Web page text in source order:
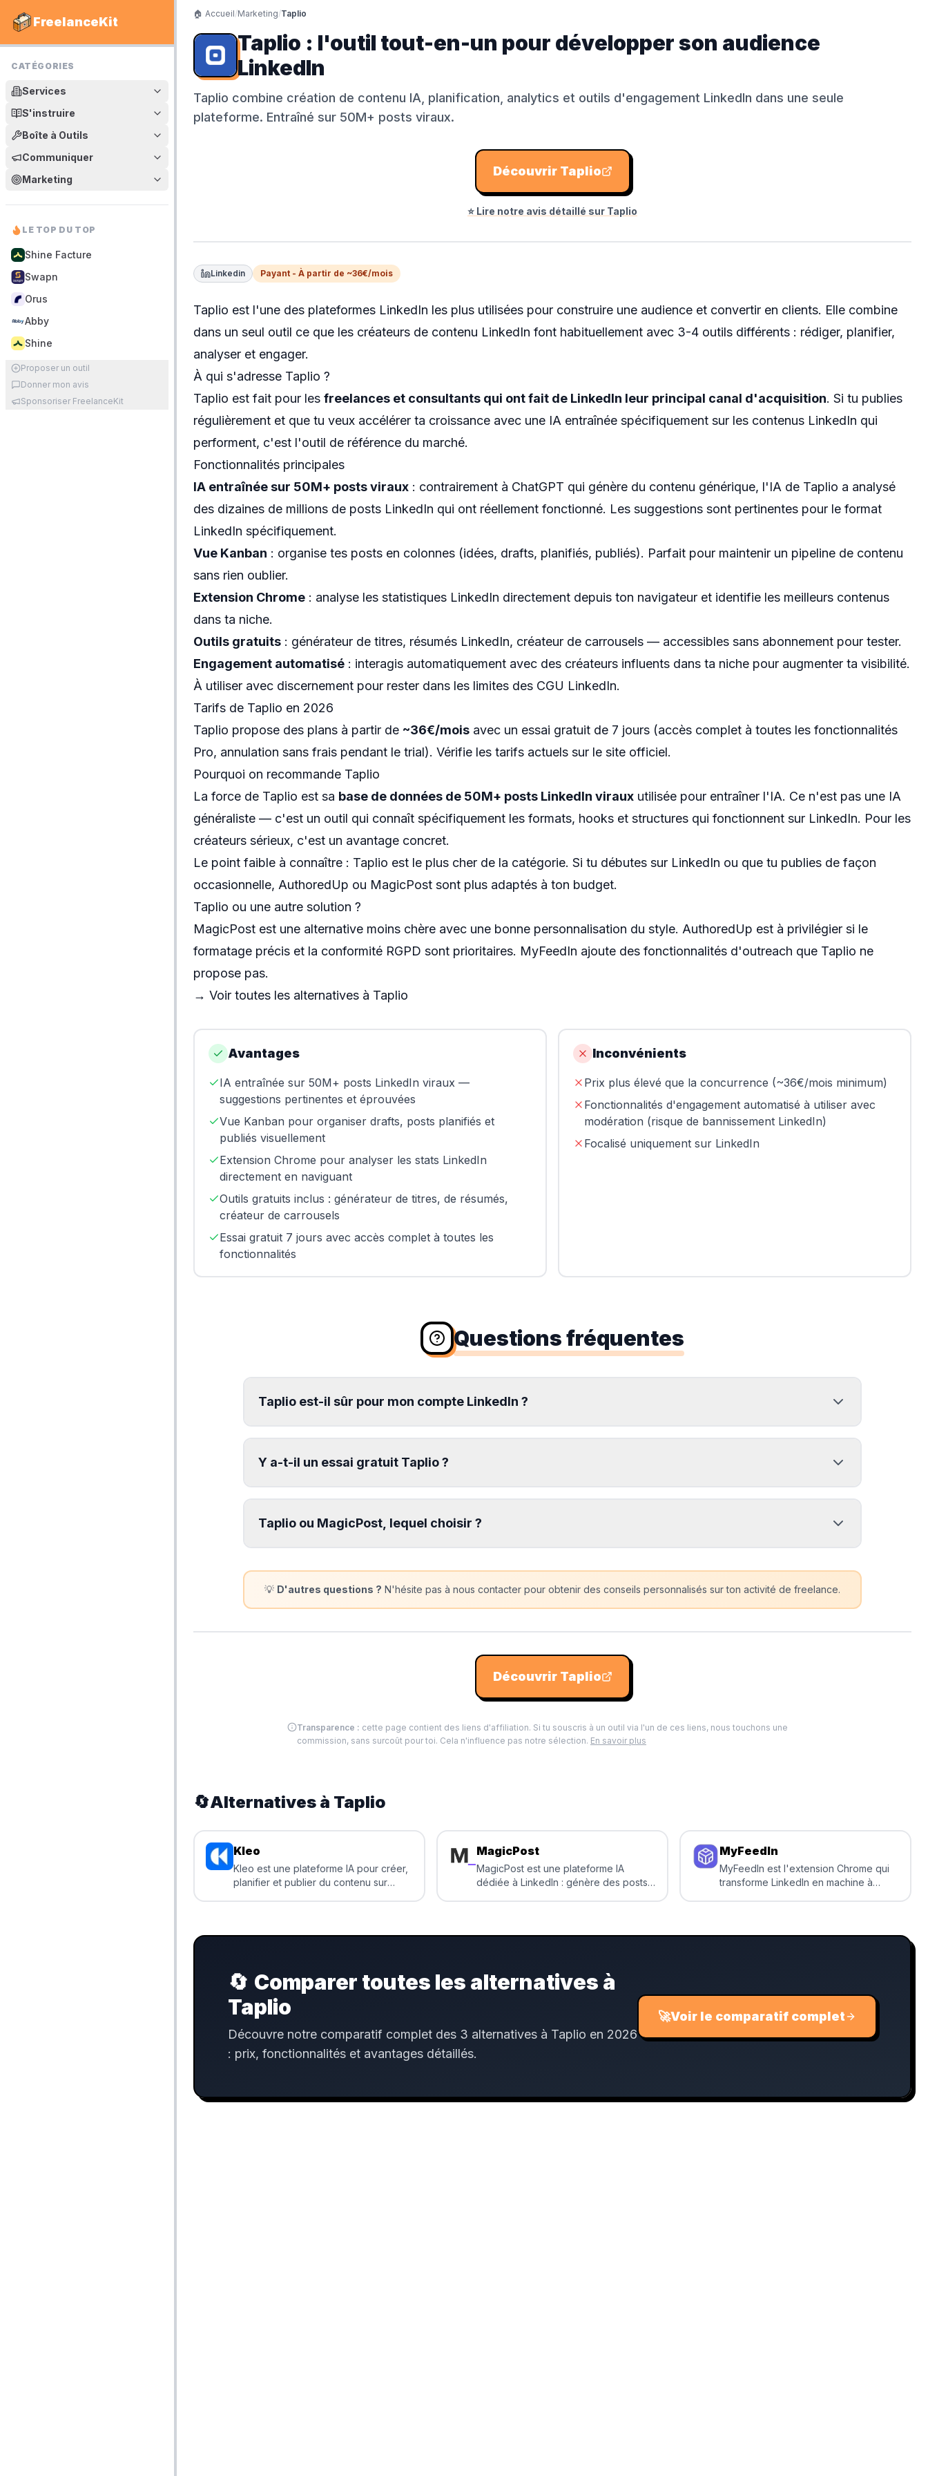
FreelanceKit
CATÉGORIES
Services
S'instruire
Boîte à Outils
Communiquer
Marketing
LE TOP DU TOP
Shine Facture
Swapn
Orus
Abby
Shine
Proposer un outil
Donner mon avis
Sponsoriser FreelanceKit
🏠 Accueil/Marketing/Taplio
Taplio : l'outil tout-en-un pour développer son audience
LinkedIn
Taplio combine création de contenu IA, planification, analytics et outils d'engagement LinkedIn dans une seule
plateforme. Entraîné sur 50M+ posts viraux.
Découvrir Taplio
⭐ Lire notre avis détaillé sur Taplio
Linkedin Payant - À partir de ~36€/mois
Taplio est l'une des plateformes LinkedIn les plus utilisées pour construire une audience et convertir en clients. Elle combine
dans un seul outil ce que les créateurs de contenu LinkedIn font habituellement avec 3-4 outils différents : rédiger, planifier,
analyser et engager.
À qui s'adresse Taplio ?
Taplio est fait pour les freelances et consultants qui ont fait de LinkedIn leur principal canal d'acquisition. Si tu publies
régulièrement et que tu veux accélérer ta croissance avec une IA entraînée spécifiquement sur les contenus LinkedIn qui
performent, c'est l'outil de référence du marché.
Fonctionnalités principales
IA entraînée sur 50M+ posts viraux : contrairement à ChatGPT qui génère du contenu générique, l'IA de Taplio a analysé
des dizaines de millions de posts LinkedIn qui ont réellement fonctionné. Les suggestions sont pertinentes pour le format
LinkedIn spécifiquement.
Vue Kanban : organise tes posts en colonnes (idées, drafts, planifiés, publiés). Parfait pour maintenir un pipeline de contenu
sans rien oublier.
Extension Chrome : analyse les statistiques LinkedIn directement depuis ton navigateur et identifie les meilleurs contenus
dans ta niche.
Outils gratuits : générateur de titres, résumés LinkedIn, créateur de carrousels — accessibles sans abonnement pour tester.
Engagement automatisé : interagis automatiquement avec des créateurs influents dans ta niche pour augmenter ta visibilité.
À utiliser avec discernement pour rester dans les limites des CGU LinkedIn.
Tarifs de Taplio en 2026
Taplio propose des plans à partir de ~36€/mois avec un essai gratuit de 7 jours (accès complet à toutes les fonctionnalités
Pro, annulation sans frais pendant le trial). Vérifie les tarifs actuels sur le site officiel.
Pourquoi on recommande Taplio
La force de Taplio est sa base de données de 50M+ posts LinkedIn viraux utilisée pour entraîner l'IA. Ce n'est pas une IA
généraliste — c'est un outil qui connaît spécifiquement les formats, hooks et structures qui fonctionnent sur LinkedIn. Pour les
créateurs sérieux, c'est un avantage concret.
Le point faible à connaître : Taplio est le plus cher de la catégorie. Si tu débutes sur LinkedIn ou que tu publies de façon
occasionnelle, AuthoredUp ou MagicPost sont plus adaptés à ton budget.
Taplio ou une autre solution ?
MagicPost est une alternative moins chère avec une bonne personnalisation du style. AuthoredUp est à privilégier si le
formatage précis et la conformité RGPD sont prioritaires. MyFeedIn ajoute des fonctionnalités d'outreach que Taplio ne
propose pas.
→ Voir toutes les alternatives à Taplio
Avantages
IA entraînée sur 50M+ posts LinkedIn viraux —
suggestions pertinentes et éprouvées
Vue Kanban pour organiser drafts, posts planifiés et
publiés visuellement
Extension Chrome pour analyser les stats LinkedIn
directement en naviguant
Outils gratuits inclus : générateur de titres, de résumés,
créateur de carrousels
Essai gratuit 7 jours avec accès complet à toutes les
fonctionnalités
Inconvénients
Prix plus élevé que la concurrence (~36€/mois minimum)
Fonctionnalités d'engagement automatisé à utiliser avec
modération (risque de bannissement LinkedIn)
Focalisé uniquement sur LinkedIn
Questions fréquentes
Taplio est-il sûr pour mon compte LinkedIn ?
Y a-t-il un essai gratuit Taplio ?
Taplio ou MagicPost, lequel choisir ?
💡 D'autres questions ? N'hésite pas à nous contacter pour obtenir des conseils personnalisés sur ton activité de freelance.
Découvrir Taplio
Transparence : cette page contient des liens d'affiliation. Si tu souscris à un outil via l'un de ces liens, nous touchons une
commission, sans surcoût pour toi. Cela n'influence pas notre sélection. En savoir plus
🔄Alternatives à Taplio
Kleo
Kleo est une plateforme IA pour créer,
planifier et publier du contenu sur
MagicPost
MagicPost est une plateforme IA
dédiée à LinkedIn : génère des posts
MyFeedIn
MyFeedIn est l'extension Chrome qui
transforme LinkedIn en machine à
🔄 Comparer toutes les alternatives à
Taplio
Découvre notre comparatif complet des 3 alternatives à Taplio en 2026
: prix, fonctionnalités et avantages détaillés.
🚀Voir le comparatif complet